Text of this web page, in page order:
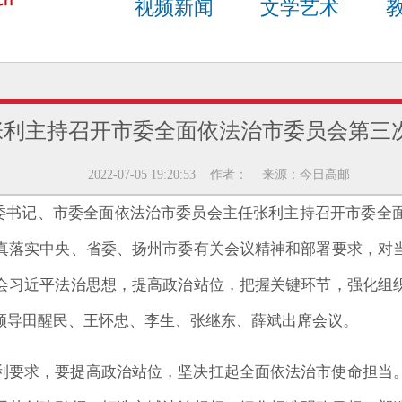
视频新闻 文学艺术
主持召开市委全面依法治市委员会第三
2022-07-05 19:20:53 作者： 来源：今日高邮
记、市委全面依法治市委员会主任张利主持召开市委全
实中央、省委、扬州市委有关会议精神和部署要求，
近平法治思想，提高政治站位，把握关键环节，强化
田醒民、王怀忠、李生、张继东、薛斌出席会议。
求，要提高政治站位，坚决扛起全面依法治市使命担